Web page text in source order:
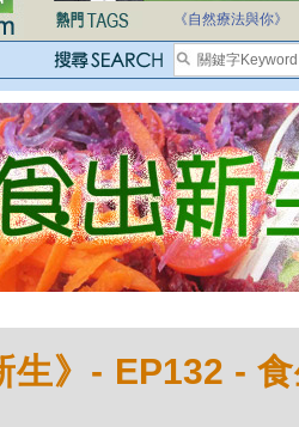
《自然療法與你》
生》- EP132 -